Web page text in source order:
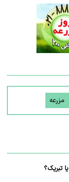
مزرعه
تبریک؟